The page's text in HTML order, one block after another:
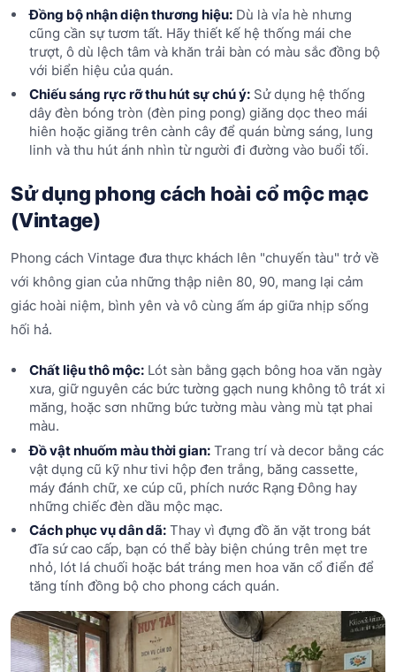
Đồng bộ nhận diện thương hiệu:Dù là vỉa hè nhưng
cũng cần sự tươm tất. Hãy thiết kế hệ thống mái che
trượt, ô dù lệch tâm và khăn trải bàn có màu sắc đồng bộ
với biển hiệu của quán.
Chiếu sáng rực rỡ thu hút sự chú ý:Sử dụng hệ thống
dây đèn bóng tròn (đèn ping pong) giăng dọc theo mái
hiên hoặc giăng trên cành cây để quán bừng sáng, lung
linh và thu hút ánh nhìn từ người đi đường vào buổi tối.
Sử dụng phong cách hoài cổ mộc mạc
(Vintage)
Phong cách Vintage đưa thực khách lên "chuyến tàu" trở về
với không gian của những thập niên 80, 90, mang lại cảm
giác hoài niệm, bình yên và vô cùng ấm áp giữa nhịp sống
hối hả.
Chất liệu thô mộc:Lót sàn bằng gạch bông hoa văn ngày
xưa, giữ nguyên các bức tường gạch nung không tô trát xi
măng, hoặc sơn những bức tường màu vàng mù tạt phai
màu.
Đồ vật nhuốm màu thời gian:Trang trí và decor bằng các
vật dụng cũ kỹ như tivi hộp đen trắng, băng cassette,
máy đánh chữ, xe cúp cũ, phích nước Rạng Đông hay
những chiếc đèn dầu mộc mạc.
Cách phục vụ dân dã:Thay vì đựng đồ ăn vặt trong bát
đĩa sứ cao cấp, bạn có thể bày biện chúng trên mẹt tre
nhỏ, lót lá chuối hoặc bát tráng men hoa văn cổ điển để
tăng tính đồng bộ cho phong cách quán.